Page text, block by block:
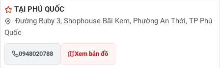
TẠI PHÚ QUỐC
Đường Ruby 3, Shophouse Bãi Kem, Phường An Thới, TP Phú
Quốc
0948020788 Xem bản đồ